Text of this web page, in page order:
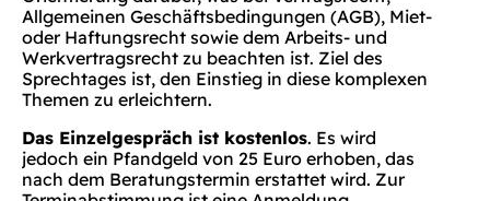
Allgemeinen Geschäftsbedingungen (AGB), Miet-
oder Haftungsrecht sowie dem Arbeits- und
Werkvertragsrecht zu beachten ist. Ziel des
Sprechtages ist, den Einstieg in diese komplexen
Themen zu erleichtern.
Das Einzelgespräch ist kostenlos. Es wird
jedoch ein Pfandgeld von 25 Euro erhoben, das
nach dem Beratungstermin erstattet wird. Zur